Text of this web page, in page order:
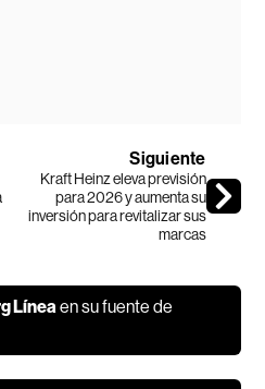
Siguiente
Kraft Heinz eleva previsión
para 2026 y aumenta su
inversión para revitalizar sus
marcas
Línea en su fuente de